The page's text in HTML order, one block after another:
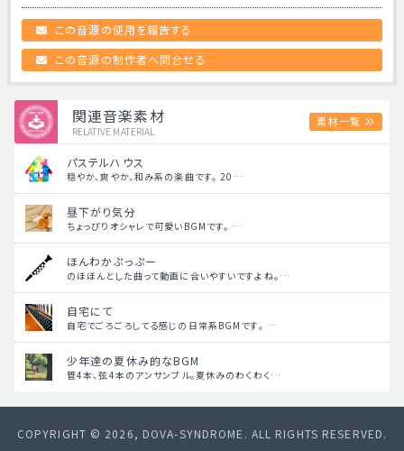
この音源の使用を報告する
この音源の制作者へ問合せる
関連音楽素材
RELATIVE MATERIAL
素材一覧
パステルハウス
穏やか、爽やか、和み系の楽曲です。 20…
昼下がり気分
ちょっぴりオシャレで可愛いBGMです。 …
ほんわかぷっぷー
のほほんとした曲って動画に合いやすいですよね。…
自宅にて
自宅でごろごろしてる感じの日常系BGMです。 …
少年達の夏休み的なBGM
管4本、弦4本のアンサンブル。夏休みのわくわく…
COPYRIGHT © 2026, DOVA-SYNDROME. ALL RIGHTS RESERVED.